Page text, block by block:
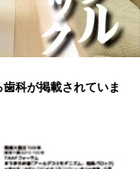
科が掲載されていま